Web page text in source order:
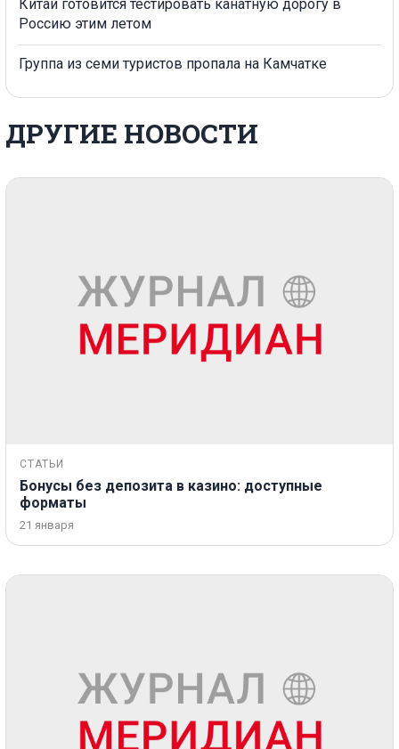
Китай готовится тестировать канатную дорогу в
Россию этим летом
Группа из семи туристов пропала на Камчатке
ДРУГИЕ НОВОСТИ
СТАТЬИ
Бонусы без депозита в казино: доступные
форматы
21 января